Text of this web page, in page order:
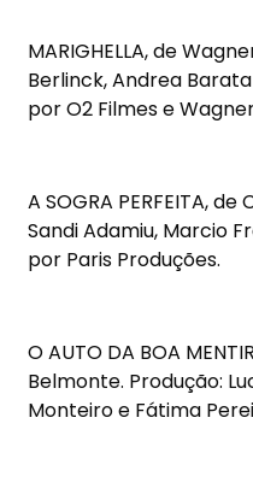
MARIGHELLA, de
Berlinck, Andrea
por O2 Filmes e
A SOGRA PERFEITA,
Sandi Adamiu, Marcio
por Paris Produções.
O AUTO DA BOA
Belmonte. Produção:
Monteiro e Fátima